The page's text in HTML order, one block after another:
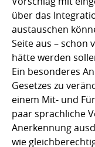
über das
austauschen
Seite aus – schon
hätte werden
Ein besonderes
Gesetzes zu
einem Mit- und
paar sprachliche
Anerkennung
wie